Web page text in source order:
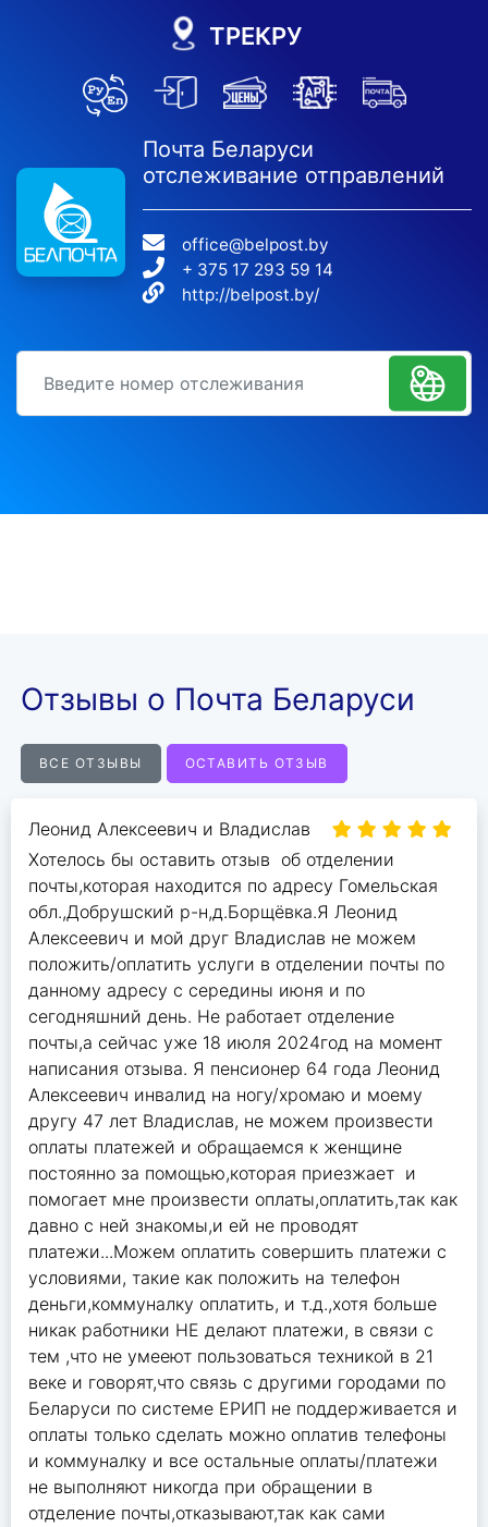
ТРЕКРУ
Почта Беларуси
отслеживание отправлений
office@belpost.by
+ 375 17 293 59 14
http://belpost.by/
Отзывы о Почта Беларуси
ВСЕ ОТЗЫВЫ ОСТАВИТЬ ОТЗЫВ
Леонид Алексеевич и Владислав
Хотелось бы оставить отзыв об отделении
почты,которая находится по адресу Гомельская
обл.,Добрушский р-н,д.Борщёвка.Я Леонид
Алексеевич и мой друг Владислав не можем
положить/оплатить услуги в отделении почты по
данному адресу с середины июня и по
сегодняшний день. Не работает отделение
почты,а сейчас уже 18 июля 2024год на момент
написания отзыва. Я пенсионер 64 года Леонид
Алексеевич инвалид на ногу/хромаю и моему
другу 47 лет Владислав, не можем произвести
оплаты платежей и обращаемся к женщине
постоянно за помощью,которая приезжает и
помогает мне произвести оплаты,оплатить,так как
давно с ней знакомы,и ей не проводят
платежи...Можем оплатить совершить платежи с
условиями, такие как положить на телефон
деньги,коммуналку оплатить, и т.д.,хотя больше
никак работники НЕ делают платежи, в связи с
тем ,что не умееют пользоваться техникой в 21
веке и говорят,что связь с другими городами по
Беларуси по системе ЕРИП не поддерживается и
оплаты только сделать можно оплатив телефоны
и коммуналку и все остальные оплаты/платежи
не выполняют никогда при обращении в
отделение почты,отказывают,так как сами